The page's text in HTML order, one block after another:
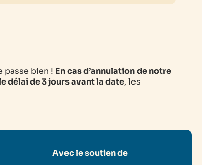
passe bien ! En cas d’annulation de notre
délai de 3 jours avant la date, les
Avec le soutien de